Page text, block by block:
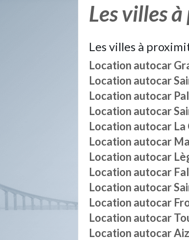
Les villes
Les villes à
Location autocar
Location autocar
Location autocar
Location autocar
Location autocar
Location autocar
Location autocar
Location autocar
Location autocar
Location autocar
Location autocar
Location autocar